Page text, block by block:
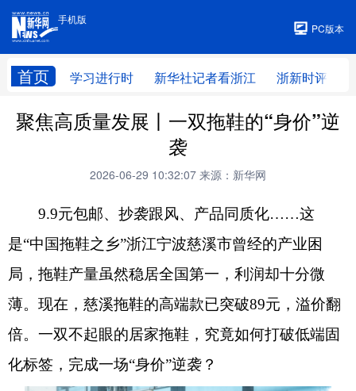
手机版
PC版本
首页 学习进行时 新华社记者看浙江 浙新时评
手机版
聚焦高质量发展丨一双拖鞋的“身价”逆
袭
2026-06-29 10:32:07 来源：新华网
9.9元包邮、抄袭跟风、产品同质化……这
是“中国拖鞋之乡”浙江宁波慈溪市曾经的产业困
局，拖鞋产量虽然稳居全国第一，利润却十分微
薄。现在，慈溪拖鞋的高端款已突破89元，溢价翻
倍。一双不起眼的居家拖鞋，究竟如何打破低端固
化标签，完成一场“身价”逆袭？